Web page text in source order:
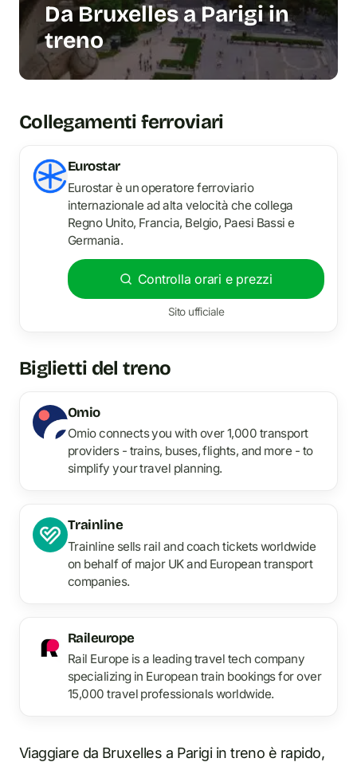
Da Bruxelles a Parigi in
treno
Collegamenti ferroviari
Eurostar
Eurostar è un operatore ferroviario
internazionale ad alta velocità che collega
Regno Unito, Francia, Belgio, Paesi Bassi e
Germania.
Controlla orari e prezzi
Sito ufficiale
Biglietti del treno
Omio
Omio connects you with over 1,000 transport
providers - trains, buses, flights, and more - to
simplify your travel planning.
Trainline
Trainline sells rail and coach tickets worldwide
on behalf of major UK and European transport
companies.
Raileurope
Rail Europe is a leading travel tech company
specializing in European train bookings for over
15,000 travel professionals worldwide.
Viaggiare da Bruxelles a Parigi in treno è rapido,